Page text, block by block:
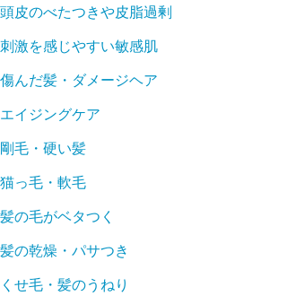
頭皮のべたつきや皮脂過剰
刺激を感じやすい敏感肌
傷んだ髪・ダメージヘア
エイジングケア
剛毛・硬い髪
猫っ毛・軟毛
髪の毛がベタつく
髪の乾燥・パサつき
くせ毛・髪のうねり